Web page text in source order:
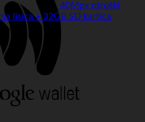
40Mpx otroški
lisica + 32GB SD kartica